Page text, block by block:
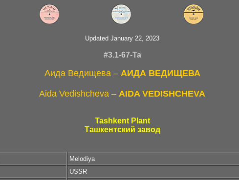
Updated January 22, 2023
#3.1-67-Ta
Аида Ведищева – АИДА ВЕДИЩЕВА
Aida Vedishcheva – AIDA VEDISHCHEVA
Tashkent Plant
Ташкентский завод
Melodiya
USSR